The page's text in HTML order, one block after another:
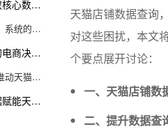
三、实现高效获取核心数据的实战策略
1. 如何做到高效、系统的数据查询与分析？
四、数据驱动下的电商决策优化与工具推荐
1. 如何借助数据推动天猫店铺的持续增长？
五、总结：用数据赋能天猫店铺全链路增长
天猫店铺数据查询
对这些困扰，本文
个要点展开讨论：
一、天猫店铺数
二、提升数据查